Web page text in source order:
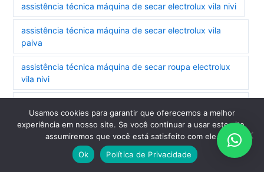
assistência técnica máquina de secar electrolux vila nivi
assistência técnica máquina de secar electrolux vila
paiva
assistência técnica máquina de secar roupa electrolux
vila nivi
monumento
assistência técnica refrigerador side by side electrolux
vila monumento
Usamos cookies para garantir que oferecemos a melhor
experiência em nosso site. Se você continuar a usar este site,
assumiremos que você está satisfeito com ele.
Ok
Política de Privacidade